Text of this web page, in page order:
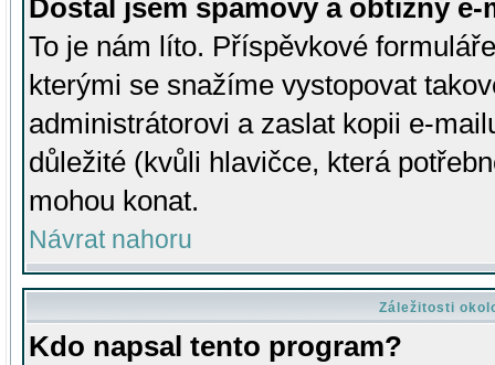
Dostal jsem spamový a obtížný
To je nám líto. Příspěvkové
kterými se snažíme vystopovat
administrátorovi a zaslat kopii e-
důležité (kvůli hlavičce, která
mohou konat.
Návrat nahoru
Záležitosti
Kdo napsal tento program?